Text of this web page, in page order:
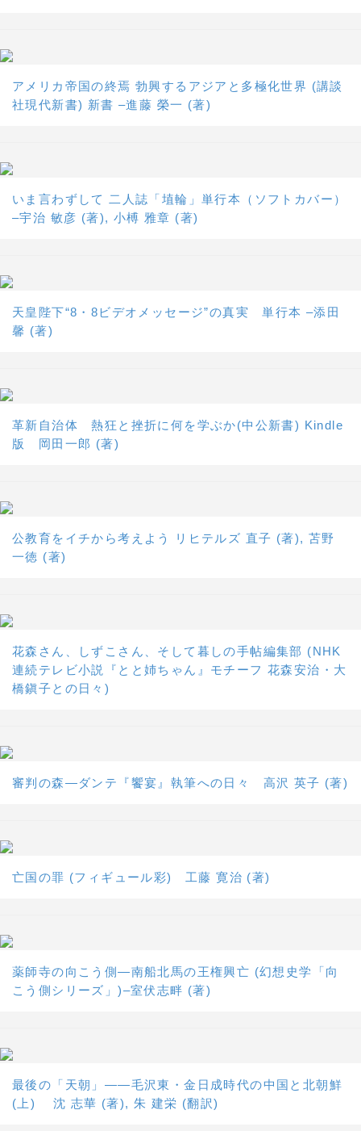
アメリカ帝国の終焉 勃興するアジアと多極化世界 (講談
社現代新書) 新書 –進藤 榮一 (著)
いま言わずして 二人誌「埴輪」単行本（ソフトカバー）
–宇治 敏彦 (著), 小榑 雅章 (著)
天皇陛下“8・8ビデオメッセージ”の真実 単行本 –添田
馨 (著)
革新自治体 熱狂と挫折に何を学ぶか(中公新書) Kindle
版 岡田一郎 (著)
公教育をイチから考えよう リヒテルズ 直子 (著), 苫野
一徳 (著)
花森さん、しずこさん、そして暮しの手帖編集部 (NHK
連続テレビ小説『とと姉ちゃん』モチーフ 花森安治・大
橋鎭子との日々)
審判の森―ダンテ『饗宴』執筆への日々 高沢 英子 (著)
亡国の罪 (フィギュール彩) 工藤 寛治 (著)
薬師寺の向こう側―南船北馬の王権興亡 (幻想史学「向
こう側シリーズ」)–室伏志畔 (著)
最後の「天朝」――毛沢東・金日成時代の中国と北朝鮮
(上) 沈 志華 (著), 朱 建栄 (翻訳)